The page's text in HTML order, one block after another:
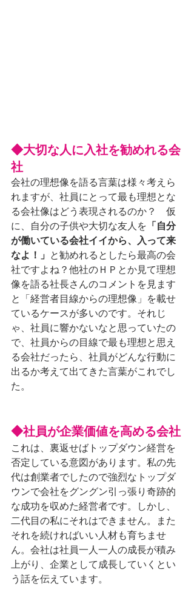
◆大切な人に入社を勧めれる会
社
会社の理想像を語る言葉は様々考えら
れますが、社員にとって最も理想とな
る会社像はどう表現されるのか？　仮
に、自分の子供や大切な友人を 「自分
が働いている会社イイから、入って来
なよ！」 と勧めれるとしたら最高の会
社ですよね？他社のＨＰとか見て理想
像を語る社長さんのコメントを見ます
と「経営者目線からの理想像」を載せ
ているケースが多いのです。それじ
ゃ、社員に響かないなと思っていたの
で、社員からの目線で最も理想と思え
る会社だったら、社員がどんな行動に
出るか考えて出てきた言葉がこれでし
た。
◆社員が企業価値を高める会社
これは、裏返せばトップダウン経営を
否定している意図があります。私の先
代は創業者でしたので強烈なトップダ
ウンで会社をグングン引っ張り奇跡的
な成功を収めた経営者です。しかし、
二代目の私にそれはできません。また
それを続ければいい人材も育ちませ
ん。会社は社員一人一人の成長が積み
上がり、企業として成長していくとい
う話を伝えています。